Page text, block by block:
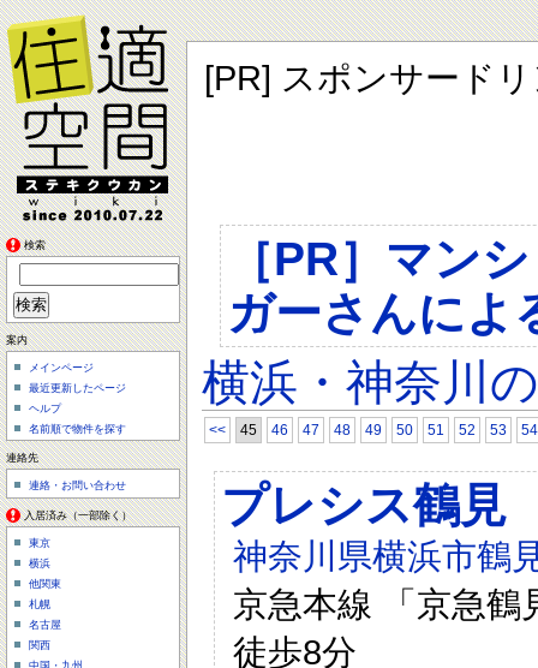
[PR] スポンサード
［PR］マン
ガーさんによ
横浜・神奈川
<< 45 46 47 48 49 50 51 52 53 54
プレシス鶴見
神奈川県横浜市鶴
京急本線 「京急鶴
徒歩8分
検索
案内
メインページ
最近更新したページ
ヘルプ
名前順で物件を探す
連絡先
連絡・お問い合わせ
入居済み（一部除く）
東京
横浜
他関東
札幌
名古屋
関西
中国・九州